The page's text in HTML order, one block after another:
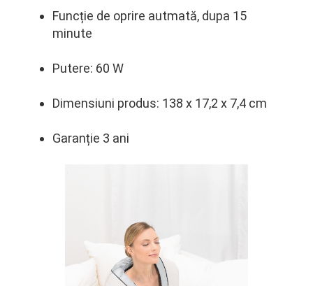
Funcție de oprire autmată, dupa 15
minute
Putere: 60 W
Dimensiuni produs: 138 x 17,2 x 7,4 cm
Garanție 3 ani